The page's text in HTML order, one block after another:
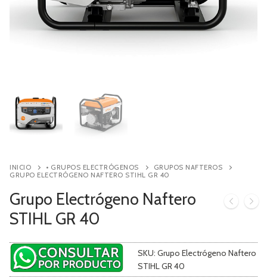
Contacto
INICIO • GRUPOS ELECTRÓGENOS
GRUPOS NAFTEROS
GRUPO ELECTRÓGENO NAFTERO STIHL GR 40
Grupo Electrógeno Naftero
STIHL GR 40
SKU: Grupo Electrógeno Naftero
STIHL GR 40